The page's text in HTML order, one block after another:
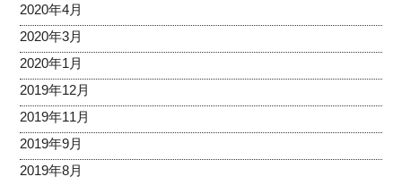
2020年4月
2020年3月
2020年1月
2019年12月
2019年11月
2019年9月
2019年8月